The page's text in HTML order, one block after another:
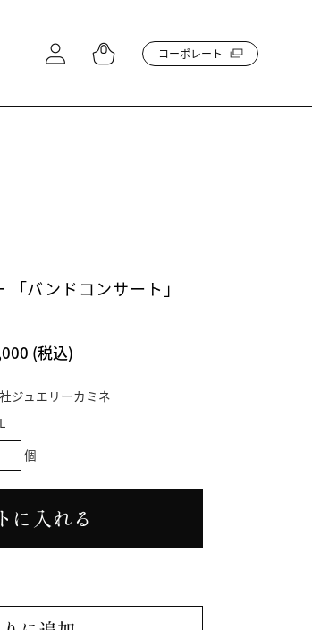
コーポレート
バンドコンサート」
(税込)
ジュエリーカミネ
個